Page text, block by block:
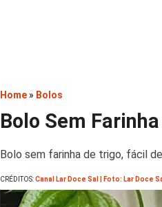
Home » Bolos
Bolo Sem
Bolo sem farinha de trigo, fácil
CRÉDITOS:Canal Lar Doce Sal | Foto: Lar Doce